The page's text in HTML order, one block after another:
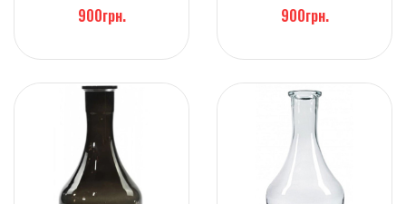
900грн. 900грн.